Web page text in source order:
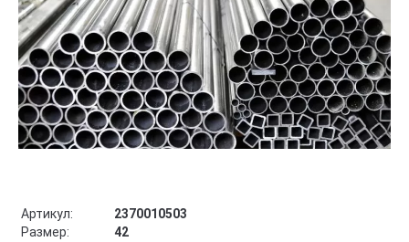
Артикул:
2370010503
Размер:
42